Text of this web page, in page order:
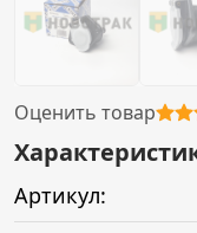
Оценить товар
Артикул: